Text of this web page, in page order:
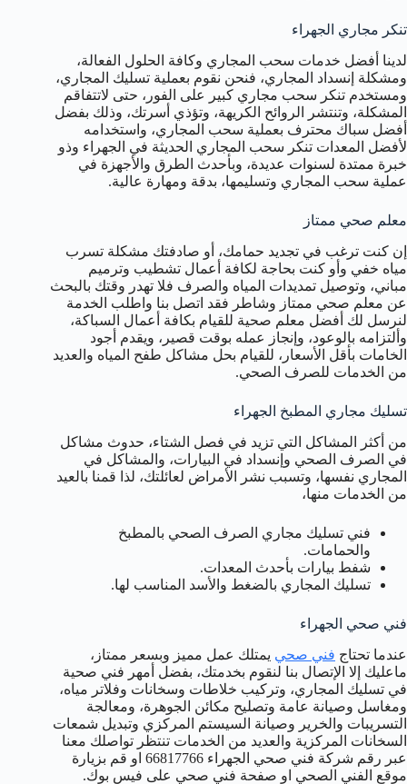
تنكر مجاري الجهراء
لدينا أفضل خدمات سحب المجاري وكافة الحلول الفعالة،
ومشكلة إنسداد المجاري، فنحن نقوم بعملية تسليك المجاري،
ومستخدم تنكر سحب مجاري كبير على الفور، حتى لاتتفاقم
المشكلة، وتنتشر الروائح الكريهة، وتؤذي أسرتك، وذلك بفضل
أفضل سباك محترف بعملية سحب المجاري، واستخدامه
لأفضل المعدات تنكر سحب المجاري الحديثة في الجهراء وذو
خبرة ممتدة لسنوات عديدة، وبأحدث الطرق والأجهزة في
عملية سحب المجاري وتسليمها، بدقة ومهارة عالية.
معلم صحي ممتاز
إن كنت ترغب في تجديد حمامك، أو صادفتك مشكلة تسرب
مياه خفي وأو كنت بحاجة لكافة أعمال تشطيب وترميم
مباني، وتوصيل تمديدات المياه والصرف فلا تهدر وقتك بالبحث
عن معلم صحي ممتاز وشاطر فقد اتصل بنا واطلب الخدمة
لنرسل لك أفضل معلم صحية للقيام بكافة أعمال السباكة،
وألتزامه بالوعود، وإنجاز عمله بوقت قصير، ويقدم أجود
الخامات بأقل الأسعار، للقيام بحل مشاكل طفح المياه والعديد
من الخدمات للصرف الصحي.
تسليك مجاري المطبخ الجهراء
من أكثر المشاكل التي تزيد في فصل الشتاء، حدوث مشاكل
في الصرف الصحي وإنسداد في البيارات، والمشاكل في
المجاري نفسها، وتسبب نشر الأمراض لعائلتك، لذا قمنا بالعيد
من الخدمات منها،
فني تسليك مجاري الصرف الصحي بالمطبخ
والحمامات.
شفط بيارات بأحدث المعدات.
تسليك المجاري بالضغط والأسد المناسب لها.
فني صحي الجهراء
عندما تحتاج فني صحي يمتلك عمل مميز وبسعر ممتاز،
ماعليك إلا الإتصال بنا لنقوم بخدمتك، بفضل أمهر فني صحية
في تسليك المجاري، وتركيب خلاطات وسخانات وفلاتر مياه،
ومغاسل وصيانة عامة وتصليح مكائن الجوهرة، ومعالجة
التسريبات والخرير وصيانة السيستم المركزي وتبديل شمعات
السخانات المركزية والعديد من الخدمات تنتظر تواصلك معنا
عبر رقم شركة فني صحي الجهراء 66817766 او قم بزيارة
موقع الفني الصحي او صفحة فني صحي على فيس بوك.